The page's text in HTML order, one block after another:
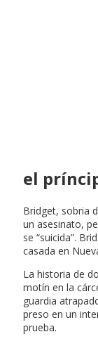
el
Bridget, sobria
un asesinato,
se “suicida”.
casada en
La historia de
motín en la
guardia
preso en un
prueba.